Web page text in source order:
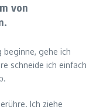
von
beginne, gehe ich
schneide ich einfach
Ich ziehe